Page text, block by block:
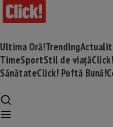
Ultima Oră!Trending
TimeSportStil de viață
SănătateClick! Poftă Bună!